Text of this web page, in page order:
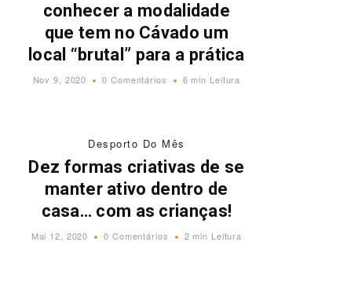
conhecer a modalidade
que tem no Cávado um
local “brutal” para a prática
Nov 9, 2020 0 Comentários 6 min Leitura
Desporto Do Mês
Dez formas criativas de se
manter ativo dentro de
casa… com as crianças!
Mai 12, 2020 0 Comentários 2 min Leitura